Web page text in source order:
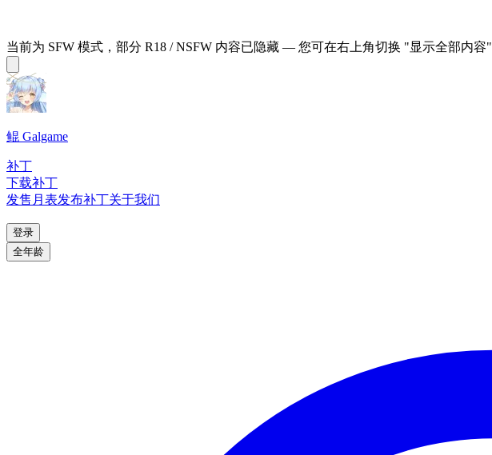
当前为 SFW 模式，部分 R18 / NSFW 内容已隐藏 — 您可在右上角切换 "显示全部内容"
鲲 Galgame
补丁
下载补丁
发售月表发布补丁关于我们
登录
全年龄